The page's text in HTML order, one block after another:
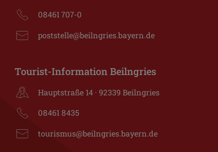
08461 707-0
poststelle@beilngries.bayern.de
Tourist-Information Beilngries
Hauptstraße 14 · 92339 Beilngries
08461 8435
tourismus@beilngries.bayern.de